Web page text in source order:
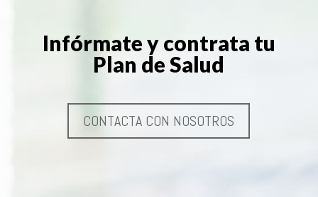
Infórmate y contrata tu
Plan de Salud
CONTACTA CON NOSOTROS